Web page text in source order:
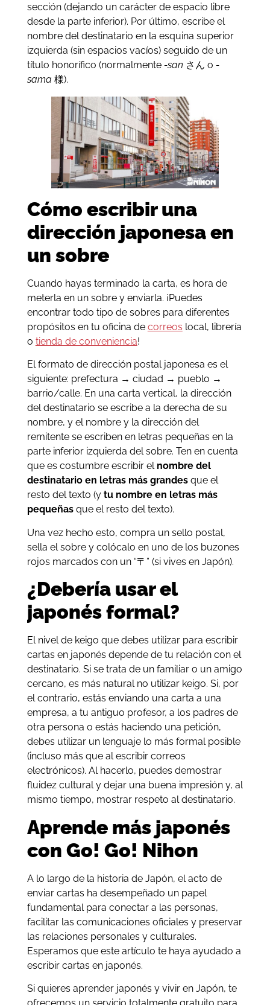
sección (dejando un carácter de espacio libre
desde la parte inferior). Por último, escribe el
nombre del destinatario en la esquina superior
izquierda (sin espacios vacíos) seguido de un
título honorífico (normalmente -san さん o -
sama 様).
Cómo escribir una
dirección japonesa en
un sobre
Cuando hayas terminado la carta, es hora de
meterla en un sobre y enviarla. ¡Puedes
encontrar todo tipo de sobres para diferentes
propósitos en tu oficina de correos local, librería
o tienda de conveniencia!
El formato de dirección postal japonesa es el
siguiente: prefectura → ciudad → pueblo →
barrio/calle. En una carta vertical, la dirección
del destinatario se escribe a la derecha de su
nombre, y el nombre y la dirección del
remitente se escriben en letras pequeñas en la
parte inferior izquierda del sobre. Ten en cuenta
que es costumbre escribir el nombre del
destinatario en letras más grandesque el
resto del texto (y tu nombre en letras más
pequeñasque el resto del texto).
Una vez hecho esto, compra un sello postal,
sella el sobre y colócalo en uno de los buzones
rojos marcados con un “〒” (si vives en Japón).
¿Debería usar el
japonés formal?
El nivel de keigo que debes utilizar para escribir
cartas en japonés depende de tu relación con el
destinatario. Si se trata de un familiar o un amigo
cercano, es más natural no utilizar keigo. Si, por
el contrario, estás enviando una carta a una
empresa, a tu antiguo profesor, a los padres de
otra persona o estás haciendo una petición,
debes utilizar un lenguaje lo más formal posible
(incluso más que al escribir correos
electrónicos). Al hacerlo, puedes demostrar
fluidez cultural y dejar una buena impresión y, al
mismo tiempo, mostrar respeto al destinatario.
Aprende más japonés
con Go! Go! Nihon
A lo largo de la historia de Japón, el acto de
enviar cartas ha desempeñado un papel
fundamental para conectar a las personas,
facilitar las comunicaciones oficiales y preservar
las relaciones personales y culturales.
Esperamos que este artículo te haya ayudado a
escribir cartas en japonés.
Si quieres aprender japonés y vivir en Japón, te